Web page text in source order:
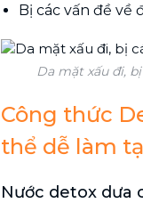
Bị các vấn đề về
Da mặt xấu đi,
Công thức
thể dễ làm
Nước detox dưa